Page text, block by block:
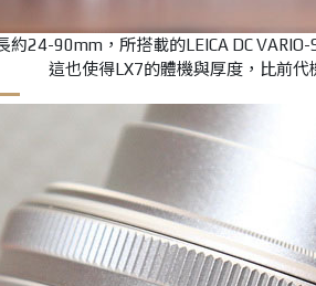
24-90mm，所搭載的LEICA DC
這也使得LX7的體機與厚度，比前代